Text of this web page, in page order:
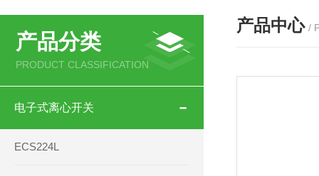
产品分类
PRODUCT CLASSIFICATION
电子式离心开关
ECS224L
产品中心 /